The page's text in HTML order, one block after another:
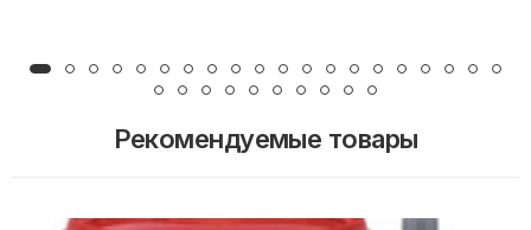
Рекомендуемые товары